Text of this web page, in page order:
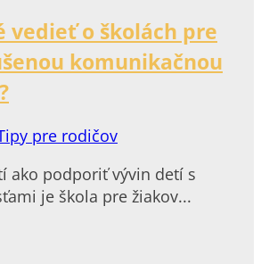
vedieť o školách pre
komunikačnou
pre rodičov
ako podporiť vývin detí s
je škola pre žiakov...